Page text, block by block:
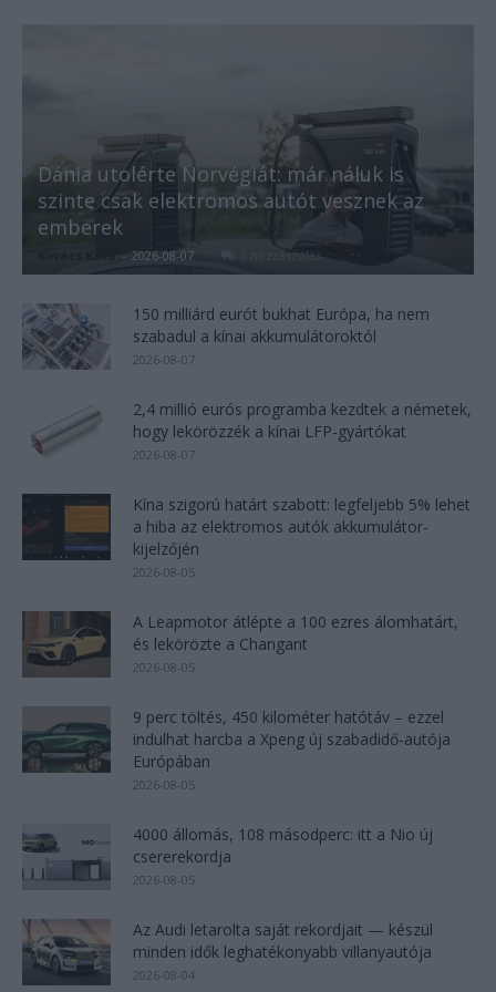
Dánia utolérte Norvégiát: már náluk is
szinte csak elektromos autót vesznek az
emberek
- 2026-08-07 0 hozzászólás
150 milliárd eurót bukhat Európa, ha nem
szabadul a kínai akkumulátoroktól
2026-08-07
2,4 millió eurós programba kezdtek a németek,
hogy lekörözzék a kínai LFP-gyártókat
2026-08-07
Kína szigorú határt szabott: legfeljebb 5% lehet
a hiba az elektromos autók akkumulátor-
kijelzőjén
2026-08-05
A Leapmotor átlépte a 100 ezres álomhatárt,
és lekörözte a Changant
2026-08-05
9 perc töltés, 450 kilométer hatótáv – ezzel
indulhat harcba a Xpeng új szabadidő-autója
Európában
2026-08-05
4000 állomás, 108 másodperc: itt a Nio új
csererekordja
2026-08-05
Az Audi letarolta saját rekordjait — készül
minden idők leghatékonyabb villanyautója
2026-08-04